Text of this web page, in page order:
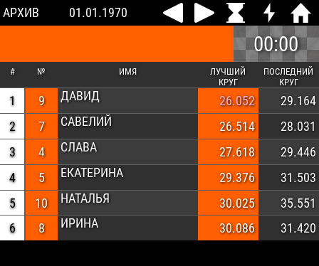
АРХИВ 01.01.1970
00:00
# № ИМЯ
ЛУЧШИЙ
КРУГ
ПОСЛЕДНИЙ
КРУГ
1 9 ДАВИД 26.052
29.164
2
7 САВЕЛИЙ 26.514
28.031
3
4 СЛАВА 27.618
29.446
4
5 ЕКАТЕРИНА 29.376
31.503
5
10 НАТАЛЬЯ 30.025
35.551
6
8 ИРИНА 30.086 31.420